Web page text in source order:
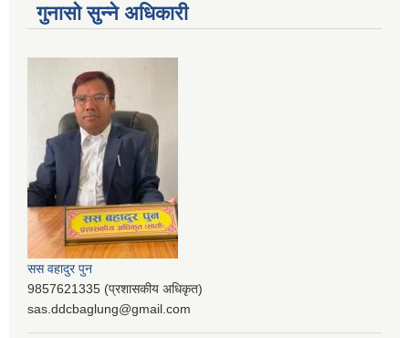
गुनासो सुन्ने अधिकारी
सस वहादुर पुन
9857621335 (प्रशासकीय अधिकृत)
sas.ddcbaglung@gmail.com